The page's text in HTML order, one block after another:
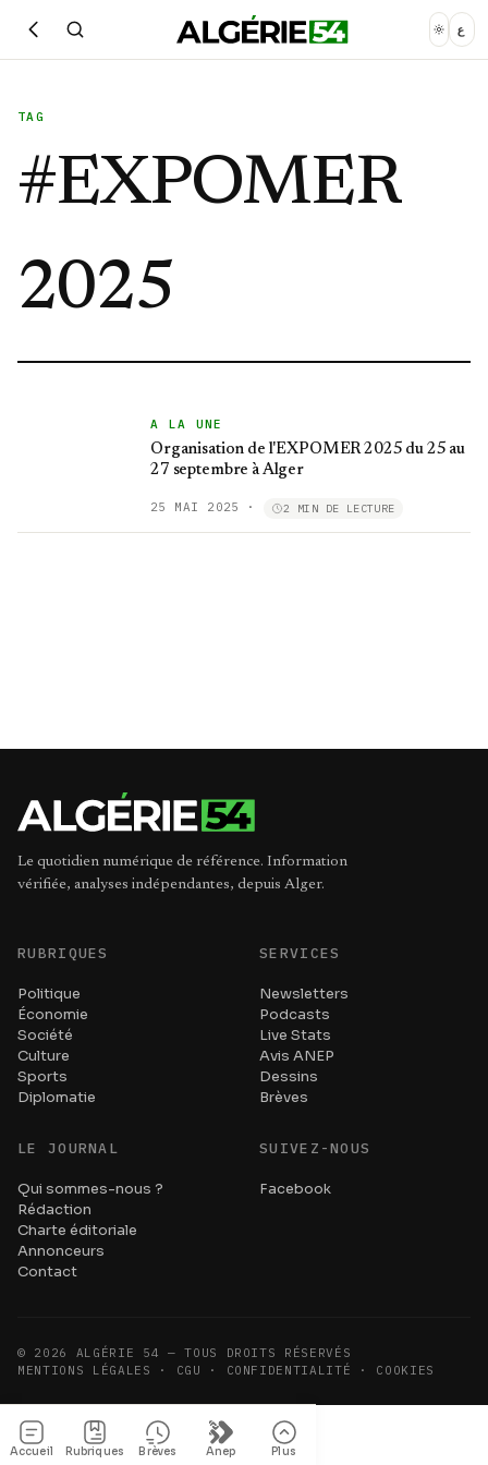
ع
TAG
#EXPOMER
2025
A LA UNE
Organisation de l'EXPOMER 2025 du 25 au
27 septembre à Alger
25 MAI 2025 · 2 MIN DE LECTURE
Le quotidien numérique de référence. Information
vérifiée, analyses indépendantes, depuis Alger.
RUBRIQUES
Politique
Économie
Société
Culture
Sports
Diplomatie
SERVICES
Newsletters
Podcasts
Live Stats
Avis ANEP
Dessins
Brèves
LE JOURNAL
Qui sommes-nous ?
Rédaction
Charte éditoriale
Annonceurs
Contact
SUIVEZ-NOUS
Facebook
© 2026
ALGÉRIE 54 — TOUS DROITS RÉSERVÉS
MENTIONS LÉGALES · CGU · CONFIDENTIALITÉ · COOKIES
Accueil Rubriques Brèves Anep Plus